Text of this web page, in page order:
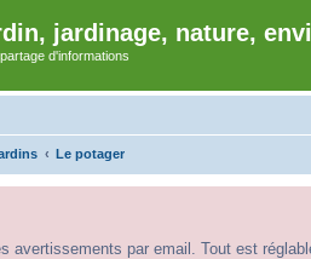
jardinage, nature,
d'informations
Le potager
avertissements par email. Tout est